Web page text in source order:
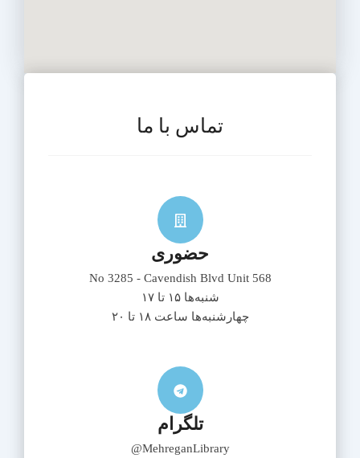
تماس با ما
حضوری
No 3285 - Cavendish Blvd Unit 568
شنبه‌ها ۱۵ تا ۱۷
چهارشنبه‌ها ساعت ۱۸ تا ۲۰
تلگرام
MehreganLibrary@